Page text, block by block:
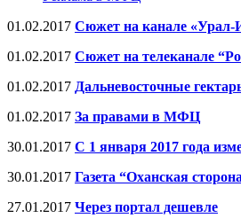
01.02.2017 Сюжет на канале
01.02.2017 Сюжет на телеканале
01.02.2017 Дальневосточные
01.02.2017 За правами в МФЦ
30.01.2017 С 1 января 2017 года
30.01.2017 Газета “Оханская
27.01.2017 Через портал дешевле